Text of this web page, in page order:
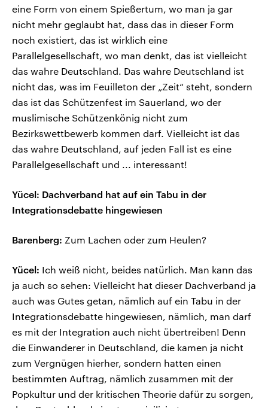
eine Form von einem Spießertum, wo man ja gar
nicht mehr geglaubt hat, dass das in dieser Form
noch existiert, das ist wirklich eine
Parallelgesellschaft, wo man denkt, das ist vielleicht
das wahre Deutschland. Das wahre Deutschland ist
nicht das, was im Feuilleton der „Zeit“ steht, sondern
das ist das Schützenfest im Sauerland, wo der
muslimische Schützenkönig nicht zum
Bezirkswettbewerb kommen darf. Vielleicht ist das
das wahre Deutschland, auf jeden Fall ist es eine
Parallelgesellschaft und ... interessant!
Yücel: Dachverband hat auf ein Tabu in der
Integrationsdebatte hingewiesen
Barenberg: Zum Lachen oder zum Heulen?
Yücel: Ich weiß nicht, beides natürlich. Man kann das
ja auch so sehen: Vielleicht hat dieser Dachverband ja
auch was Gutes getan, nämlich auf ein Tabu in der
Integrationsdebatte hingewiesen, nämlich, man darf
es mit der Integration auch nicht übertreiben! Denn
die Einwanderer in Deutschland, die kamen ja nicht
zum Vergnügen hierher, sondern hatten einen
bestimmten Auftrag, nämlich zusammen mit der
Popkultur und der kritischen Theorie dafür zu sorgen,